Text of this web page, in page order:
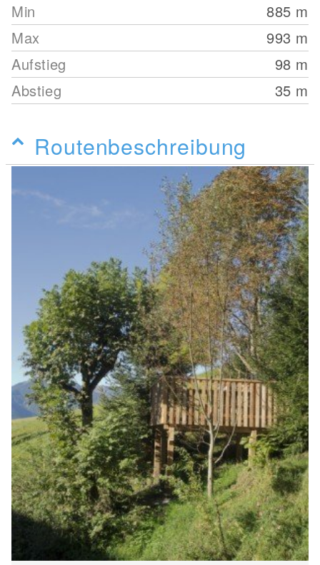
Min 885 m
Max
993 m
Aufstieg
98 m
Abstieg
35 m
Routenbeschreibung